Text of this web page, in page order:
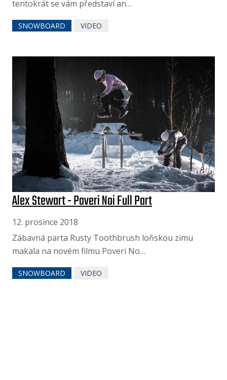
tentokrát se vám představí an…
SNOWBOARD VIDEO
Alex Stewart - Poveri Noi Full Part
12. prosince 2018
Zábavná parta Rusty Toothbrush loňskou zimu
makala na novém filmu Poveri No…
SNOWBOARD VIDEO